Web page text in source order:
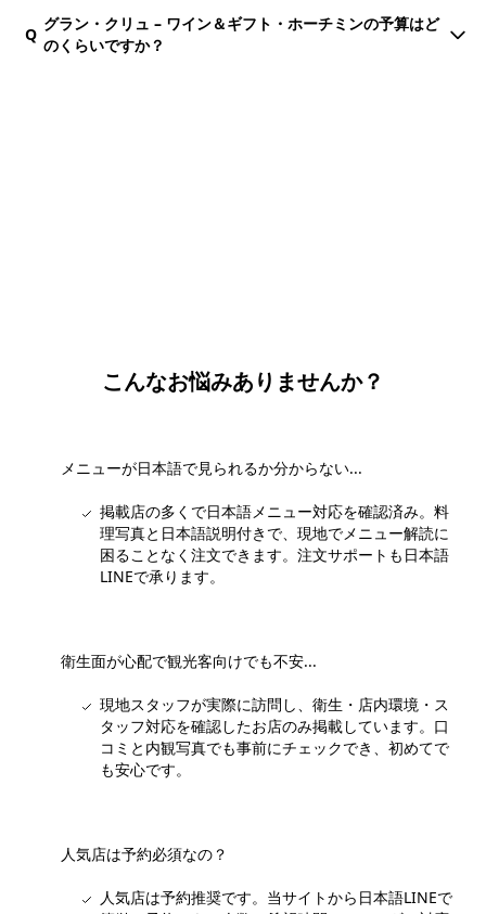
Q
グラン・クリュ – ワイン＆ギフト・ホーチミンの予算はど
のくらいですか？
こんなお悩みありませんか？
メニューが日本語で見られるか分からない...
掲載店の多くで日本語メニュー対応を確認済み。料
理写真と日本語説明付きで、現地でメニュー解読に
困ることなく注文できます。注文サポートも日本語
LINEで承ります。
衛生面が心配で観光客向けでも不安...
現地スタッフが実際に訪問し、衛生・店内環境・ス
タッフ対応を確認したお店のみ掲載しています。口
コミと内観写真でも事前にチェックでき、初めてで
も安心です。
人気店は予約必須なの？
人気店は予約推奨です。当サイトから日本語LINEで